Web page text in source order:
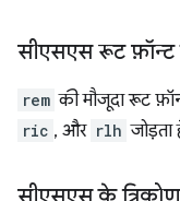
सीएसएस रूट फ़ॉन्ट
rem की मौजूदा रूट
ric , और rlh जोड़ता